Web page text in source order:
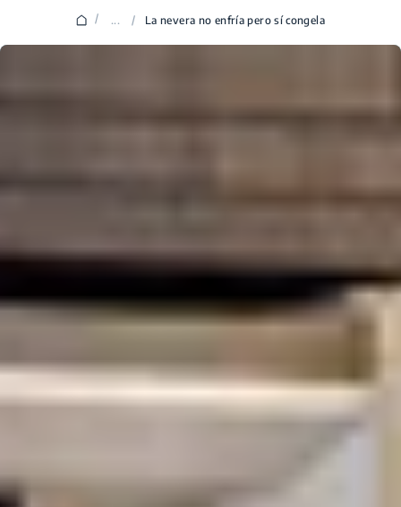
/ ... / La nevera no enfría pero sí congela